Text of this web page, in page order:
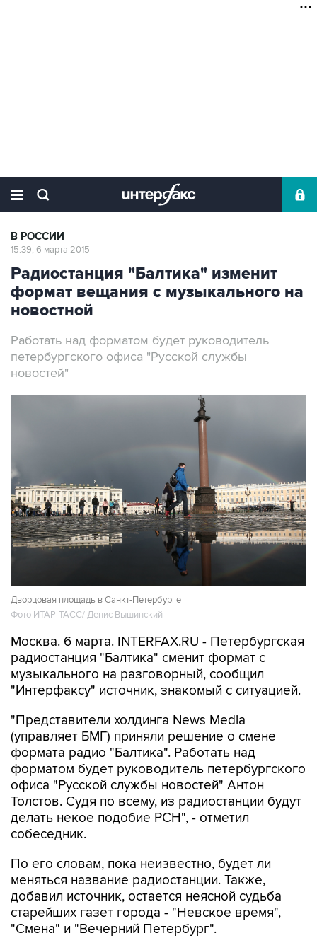
В РОССИИ
15:39, 6 марта 2015
Радиостанция "Балтика" изменит
формат вещания с музыкального на
новостной
Работать над форматом будет руководитель
петербургского офиса "Русской службы
новостей"
Дворцовая площадь в Санкт-Петербурге
Фото ИТАР-ТАСС/ Денис Вышинский
Москва. 6 марта. INTERFAX.RU - Петербургская
радиостанция "Балтика" сменит формат с
музыкального на разговорный, сообщил
"Интерфаксу" источник, знакомый с ситуацией.
"Представители холдинга News Media
(управляет БМГ) приняли решение о смене
формата радио "Балтика". Работать над
форматом будет руководитель петербургского
офиса "Русской службы новостей" Антон
Толстов. Судя по всему, из радиостанции будут
делать некое подобие РСН", - отметил
собеседник.
По его словам, пока неизвестно, будет ли
меняться название радиостанции. Также,
добавил источник, остается неясной судьба
старейших газет города - "Невское время",
"Смена" и "Вечерний Петербург".